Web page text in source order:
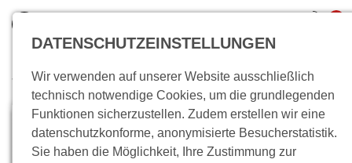
inkl. MwSt.
0,00 €
Wo bin ich?
DATENSCHUTZEINSTELLUNGEN
Wir verwenden auf unserer Website ausschließlich
technisch notwendige Cookies, um die grundlegenden
Funktionen sicherzustellen. Zudem erstellen wir eine
datenschutzkonforme, anonymisierte Besucherstatistik.
Sie haben die Möglichkeit, Ihre Zustimmung zur